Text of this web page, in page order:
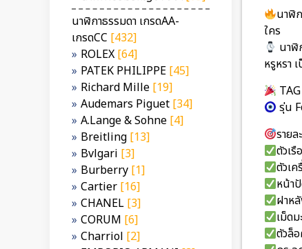
นาฬิกาธรรมดา เกรดAA-
เกรดCC [432]
ROLEX [64]
PATEK PHILIPPE [45]
Richard Mille [19]
Audemars Piguet [34]
A.Lange & Sohne [4]
Breitling [13]
Bvlgari [3]
Burberry [1]
Cartier [16]
CHANEL [3]
CORUM [6]
Charriol [2]
นาฬิ
ใคร
นาฬิ
หรูหรา
รุ่น
รายล
ตัวเ
ตัวเ
หน้า
ฝาห
เม็ด
ตัวล็